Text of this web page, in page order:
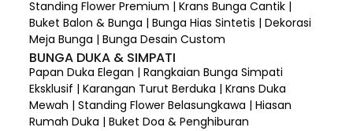
Standing Flower Premium | Krans Bunga Cantik |
Buket Balon & Bunga | Bunga Hias Sintetis | Dekorasi
Meja Bunga | Bunga Desain Custom
BUNGA DUKA & SIMPATI
Papan Duka Elegan | Rangkaian Bunga Simpati
Eksklusif | Karangan Turut Berduka | Krans Duka
Mewah | Standing Flower Belasungkawa | Hiasan
Rumah Duka | Buket Doa & Penghiburan